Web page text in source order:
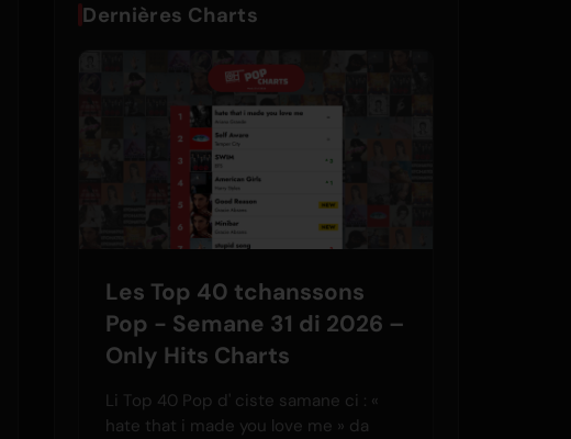
Dernières Charts
Les Top 40 tchanssons
Pop - Semane 31 di 2026 –
Only Hits Charts
Li Top 40 Pop d' ciste samane ci : «
hate that i made you love me » da